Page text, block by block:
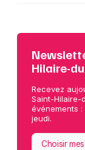
Hilaire-
Recevez
Saint-Hilaire-
événements
jeudi.
Choisir